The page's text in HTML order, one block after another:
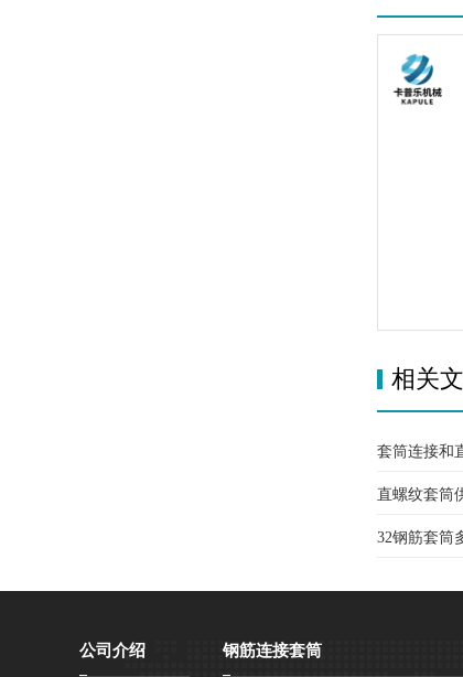
相关
套筒连接和
直螺纹套筒
32钢筋套筒
公司介绍 钢筋连接套筒